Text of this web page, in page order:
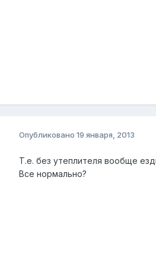
Опубликовано 19 января, 2013
Т.е. без утеплителя вообще
Все нормально?